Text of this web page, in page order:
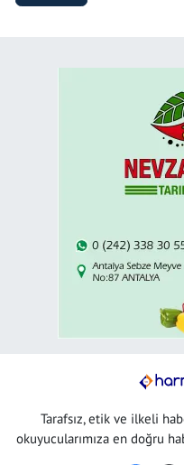
Tarafsız, etik ve ilkeli
okuyucularımıza en doğru